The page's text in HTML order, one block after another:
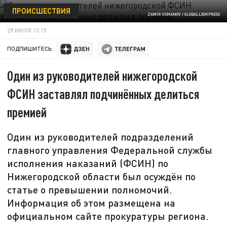
ZAMIR USMANOV / GLOBALLOOKPRESS
ПРОИСШЕСТВИЯ
29 ИЮЛЯ 13:15
ПОДПИШИТЕСЬ:
Один из руководителей нижегородской
ФСИН заставлял подчинённых делиться
премией
Один из руководителей подразделений
главного управления Федеральной службы
исполнения наказаний (ФСИН) по
Нижегородской области был осуждён по
статье о превышении полномочий.
Информация об этом размещена на
официальном сайте прокуратуры региона.